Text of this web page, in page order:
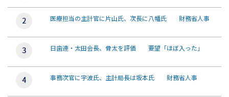
医療担当の主計官に片山氏、次長に八幡氏 財務省人事
日歯連・太田会長、骨太を評価 要望「ほぼ入った」
事務次官に宇波氏、主計局長は坂本氏 財務省人事